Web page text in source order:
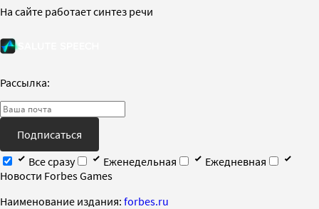
На сайте работает синтез речи
Рассылка:
Подписаться
Все сразу
Еженедельная
Ежедневная
Новости Forbes Games
Наименование издания: forbes.ru